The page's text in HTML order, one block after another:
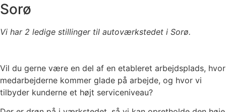
Sorø
Vi har 2 ledige stillinger til autoværkstedet i Sorø.
Vil du gerne være en del af en etableret arbejdsplads, hvor
medarbejderne kommer glade på arbejde, og hvor vi
tilbyder kunderne et højt serviceniveau?